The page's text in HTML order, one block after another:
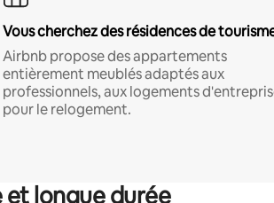
Vous cherchez des résidences de
Airbnb propose des appartements
entièrement meublés adaptés aux
professionnels, aux logements
pour le relogement.
et longue durée